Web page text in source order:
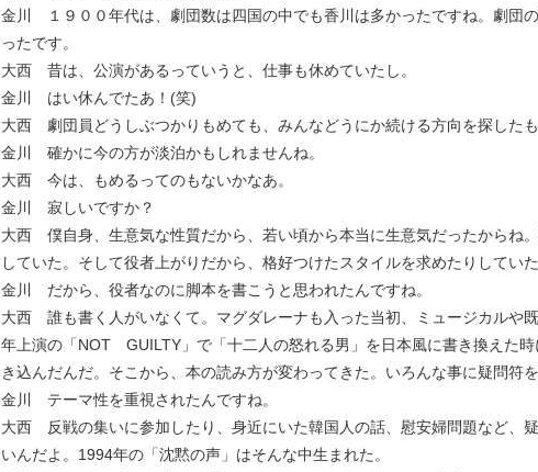
金川 １９００年代は、劇団数は四国の中でも香川は多かったですね。劇団
ったです。
大西 昔は、公演があるっていうと、仕事も休めていたし。
金川 はい休んでたあ！(笑)
大西 劇団員どうしぶつかりもめても、みんなどうにか続ける方向を探したも
金川 確かに今の方が淡泊かもしれませんね。
大西 今は、もめるってのもないかなあ。
金川 寂しいですか？
大西 僕自身、生意気な性質だから、若い頃から本当に生意気だったからね
していた。そして役者上がりだから、格好つけたスタイルを求めたりしていた
金川 だから、役者なのに脚本を書こうと思われたんですね。
大西 誰も書く人がいなくて。マグダレーナも入った当初、ミュージカルや
年上演の「NOT GUILTY」で「十二人の怒れる男」を日本風に書き換えた
き込んだんだ。そこから、本の読み方が変わってきた。いろんな事に疑問符
金川 テーマ性を重視されたんですね。
大西 反戦の集いに参加したり、身近にいた韓国人の話、慰安婦問題など、
いんだよ。1994年の「沈黙の声」はそんな中生まれた。